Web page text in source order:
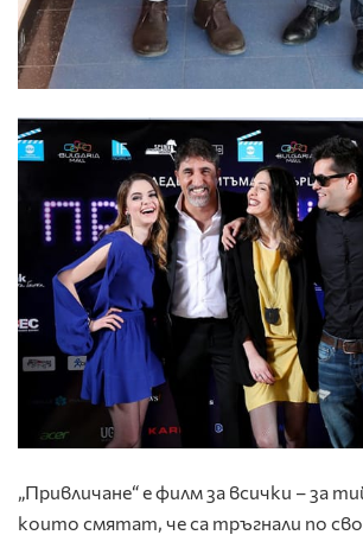
„Привличане“ е филм за всички – за
които смятат, че са тръгнали по